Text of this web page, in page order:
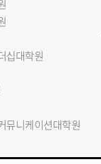
십대학원
뮤니케이션대학원